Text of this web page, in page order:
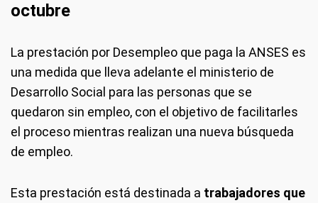
octubre
La prestación por Desempleo que paga la ANSES es
una medida que lleva adelante el ministerio de
Desarrollo Social para las personas que se
quedaron sin empleo, con el objetivo de facilitarles
el proceso mientras realizan una nueva búsqueda
de empleo.
Esta prestación está destinada a trabajadores que